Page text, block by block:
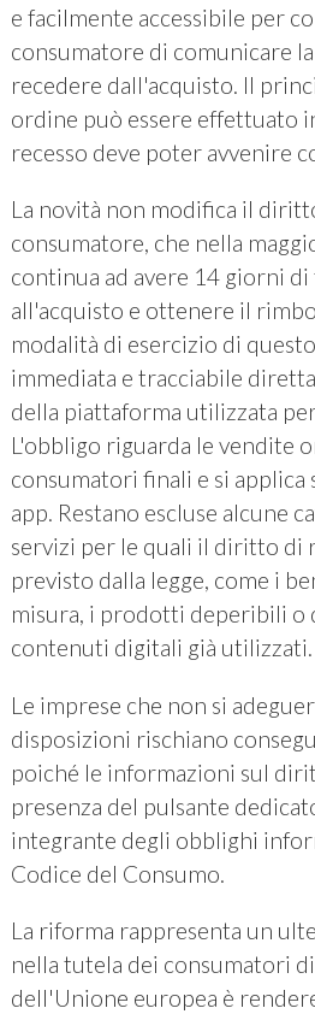
e facilmente accessibile per
consumatore di comunicare
recedere dall'acquisto. Il
ordine può essere effettuato
recesso deve poter avvenire
La novità non modifica il
consumatore, che nella
continua ad avere 14 giorni
all'acquisto e ottenere il
modalità di esercizio di
immediata e tracciabile
della piattaforma utilizzata
L'obbligo riguarda le vendite
consumatori finali e si applica
app. Restano escluse alcune
servizi per le quali il diritto di
previsto dalla legge, come i
misura, i prodotti deperibili o
contenuti digitali già utilizzati.
Le imprese che non si
disposizioni rischiano
poiché le informazioni sul
presenza del pulsante
integrante degli obblighi
Codice del Consumo.
La riforma rappresenta un
nella tutela dei consumatori
dell'Unione europea è